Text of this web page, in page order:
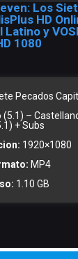
Los
HD
Latino y
1080
Pecados
(5.1) –
+ Subs
1920×1080
MP4
1.10 GB